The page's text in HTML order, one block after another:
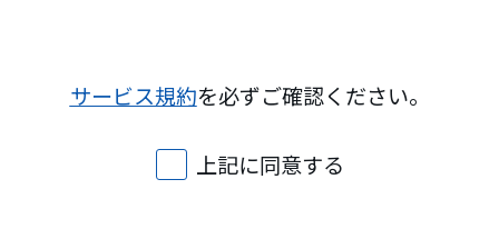
サービス規約を必ずご確認ください。
上記に同意する